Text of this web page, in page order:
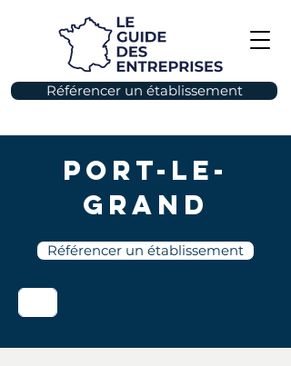
Référencer un établissement
Port-le-
Grand
Référencer un établissement